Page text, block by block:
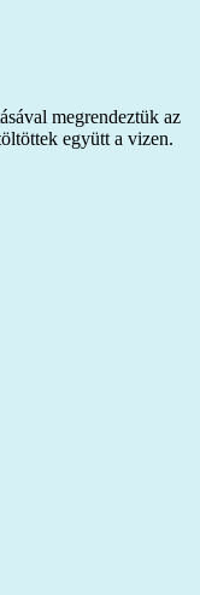
megrendeztük az
együtt a vizen.